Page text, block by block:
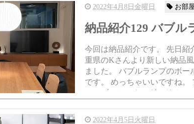
も手軽さが好きで...
2022年4月8日金曜日 お部
納品紹介129 バブル
今回は納品紹介です。 先日紹
重県のKさんより新しい納品
ました。 バブルランプのボー
です。 めっちゃいいですね。
テーブルとスタンダードチェ
の前にネルソン...
2022年4月5日火曜日